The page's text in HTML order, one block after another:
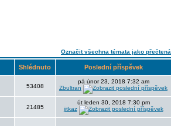
Označit všechna témata jako přečtená
Shlédnuto Poslední příspěvek
53408
pá únor 23, 2018 7:32 am
Zbultran
21485
út leden 30, 2018 7:30 pm
jitkaz